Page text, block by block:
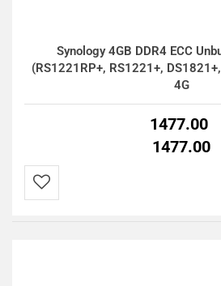
Synology 4GB DDR4 ECC
(RS1221RP+, RS1221+,
4G
1477.00
1477.00
Do